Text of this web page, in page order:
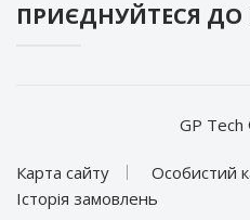
ПРИЄДНУЙТЕСЯ
GP
Карта сайту
Особистий
Історія замовлень